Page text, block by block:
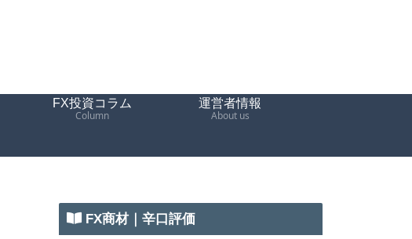
FX投資コラム
Column
運営者情報
About us
FX商材｜辛口評価